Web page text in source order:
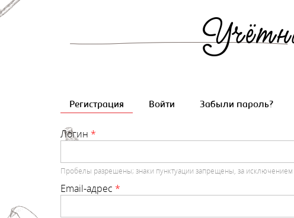
Главные вкладки
Регистрация (активная вкладка)
Войти Забыли пароль?
Логин *
Пробелы разрешены; знаки пунктуации запрещены, за исключением
Email-адрес *